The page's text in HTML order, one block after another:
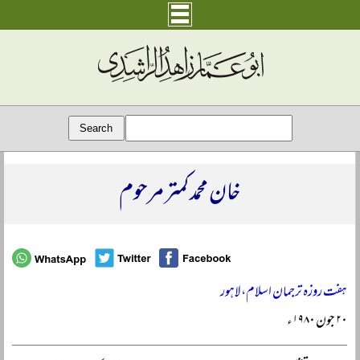
خان محمد کمتر مرحوم
ہفت روزہ ترجمان اسلام، لاہور
۲۰ جون ۱۹۸۰ء